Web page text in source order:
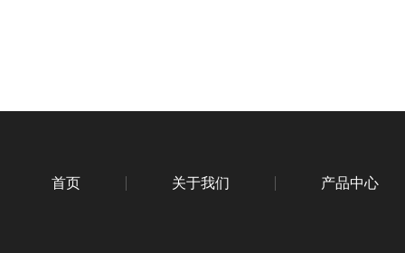
首页 关于我们 产品中心